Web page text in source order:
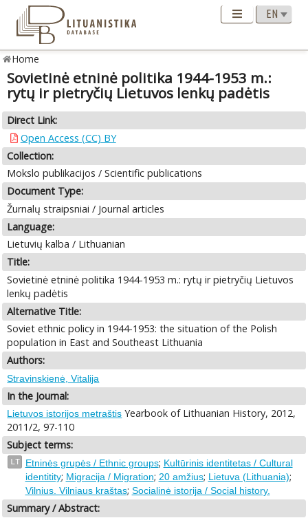
Home
Sovietinė etninė politika 1944-1953 m.:
rytų ir pietryčių Lietuvos lenkų padėtis
Direct Link:
Open Access (CC) BY
Collection:
Mokslo publikacijos / Scientific publications
Document Type:
Žurnalų straipsniai / Journal articles
Language:
Lietuvių kalba / Lithuanian
Title:
Sovietinė etninė politika 1944-1953 m.: rytų ir pietryčių Lietuvos
lenkų padėtis
Alternative Title:
Soviet ethnic policy in 1944-1953: the situation of the Polish
population in East and Southeast Lithuania
Authors:
Stravinskienė, Vitalija
In the Journal:
Lietuvos istorijos metraštis Yearbook of Lithuanian History, 2012,
2011/2, 97-110
Subject terms:
LT Etninės grupės / Ethnic groups; Kultūrinis identitetas / Cultural
identitity; Migracija / Migration; 20 amžius; Lietuva (Lithuania);
Vilnius. Vilniaus kraštas; Socialinė istorija / Social history.
Summary / Abstract: